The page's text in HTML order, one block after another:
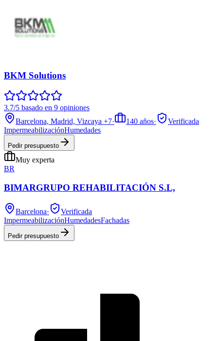
BKM Solutions
3.7/5 basado en 9 opiniones
Barcelona, Madrid, Vizcaya +7· 140 años·
Verificada
ImpermeabilizaciónHumedades
Pedir presupuesto
Muy experta
BR
BIMARGRUPO REHABILITACIÓN S.L,
Barcelona·
Verificada
ImpermeabilizaciónHumedadesFachadas
Pedir presupuesto